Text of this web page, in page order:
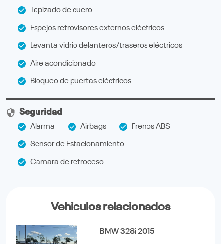
Tapizado de cuero
Espejos retrovisores externos eléctricos
Levanta vidrio delanteros/traseros eléctricos
Aire acondicionado
Bloqueo de puertas eléctricos
Seguridad
Alarma Airbags Frenos ABS
Sensor de Estacionamiento
Camara de retroceso
Vehiculos relacionados
BMW 328i 2015